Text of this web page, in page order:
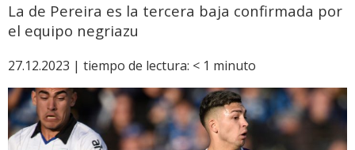
La de Pereira es la tercera baja confirmada por
el equipo negriazu
27.12.2023 | tiempo de lectura: < 1 minuto